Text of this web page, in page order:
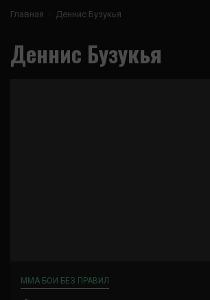
Главная Деннис Бузукья
Деннис Бузукья
ММА БОИ БЕЗ ПРАВИЛ